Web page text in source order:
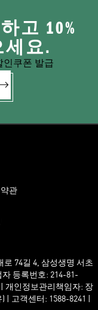
고 10%
세요.
인쿠폰 발급
관
74길 4, 삼성생명 서초
등록번호: 214-81-
개인정보관리책임자: 장
고객센터: 1588-8241 |